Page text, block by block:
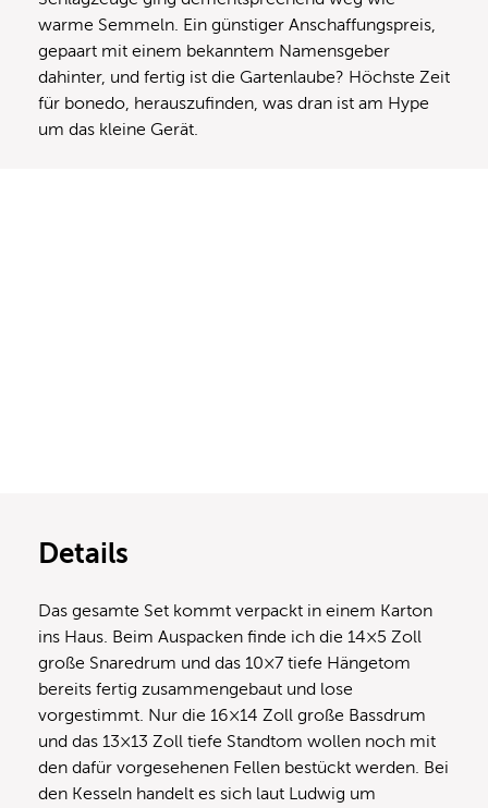
warme Semmeln. Ein günstiger Anschaffungspreis,
gepaart mit einem bekanntem Namensgeber
dahinter, und fertig ist die Gartenlaube? Höchste Zeit
für bonedo, herauszufinden, was dran ist am Hype
um das kleine Gerät.
Details
Das gesamte Set kommt verpackt in einem Karton
ins Haus. Beim Auspacken finde ich die 14×5 Zoll
große Snaredrum und das 10×7 tiefe Hängetom
bereits fertig zusammengebaut und lose
vorgestimmt. Nur die 16×14 Zoll große Bassdrum
und das 13×13 Zoll tiefe Standtom wollen noch mit
den dafür vorgesehenen Fellen bestückt werden. Bei
den Kesseln handelt es sich laut Ludwig um